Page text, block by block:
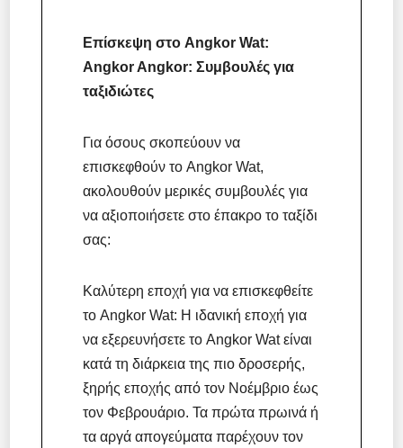
Επίσκεψη στο Angkor Wat:
Angkor Angkor: Συμβουλές για
ταξιδιώτες
Για όσους σκοπεύουν να
επισκεφθούν το Angkor Wat,
ακολουθούν μερικές συμβουλές για
να αξιοποιήσετε στο έπακρο το ταξίδι
σας:
Καλύτερη εποχή για να επισκεφθείτε
το Angkor Wat: Η ιδανική εποχή για
να εξερευνήσετε το Angkor Wat είναι
κατά τη διάρκεια της πιο δροσερής,
ξηρής εποχής από τον Νοέμβριο έως
τον Φεβρουάριο. Τα πρώτα πρωινά ή
τα αργά απογεύματα παρέχουν τον